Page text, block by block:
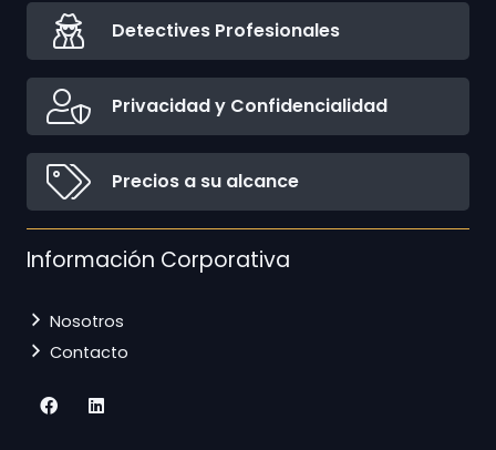
Detectives Profesionales
Privacidad y Confidencialidad
Precios a su alcance
Información Corporativa
Nosotros
Contacto